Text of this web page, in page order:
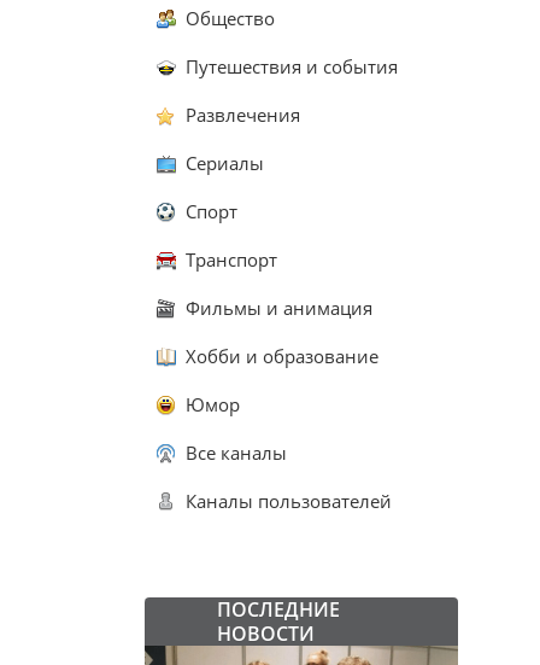
Общество
Путешествия и события
Развлечения
Сериалы
Спорт
Транспорт
Фильмы и анимация
Хобби и образование
Юмор
Все каналы
Каналы пользователей
ПОСЛЕДНИЕ
НОВОСТИ